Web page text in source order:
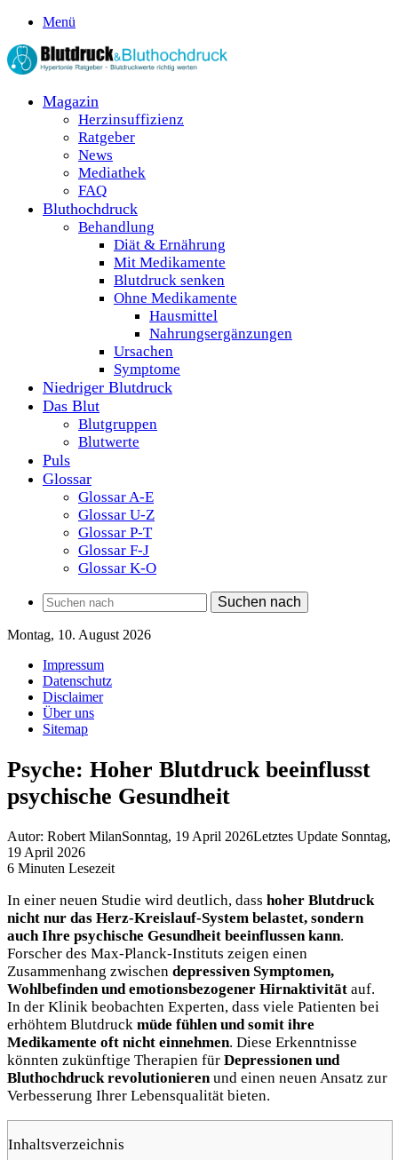
Menü
Magazin
Herzinsuffizienz
Ratgeber
News
Mediathek
FAQ
Bluthochdruck
Behandlung
Diät & Ernährung
Mit Medikamente
Blutdruck senken
Ohne Medikamente
Hausmittel
Nahrungsergänzungen
Ursachen
Symptome
Niedriger Blutdruck
Das Blut
Blutgruppen
Blutwerte
Puls
Glossar
Glossar A-E
Glossar U-Z
Glossar P-T
Glossar F-J
Glossar K-O
Suchen nach
Montag, 10. August 2026
Impressum
Datenschutz
Disclaimer
Über uns
Sitemap
Psyche: Hoher Blutdruck beeinflusst
psychische Gesundheit
Autor: Robert MilanSonntag, 19 April 2026Letztes Update Sonntag,
19 April 2026
6 Minuten Lesezeit
In einer neuen Studie wird deutlich, dass hoher Blutdruck
nicht nur das Herz-Kreislauf-System belastet, sondern
auch Ihre psychische Gesundheit beeinflussen kann.
Forscher des Max-Planck-Instituts zeigen einen
Zusammenhang zwischen depressiven Symptomen,
Wohlbefinden und emotionsbezogener Hirnaktivität auf.
In der Klinik beobachten Experten, dass viele Patienten bei
erhöhtem Blutdruck müde fühlen und somit ihre
Medikamente oft nicht einnehmen. Diese Erkenntnisse
könnten zukünftige Therapien für Depressionen und
Bluthochdruck revolutionierenund einen neuen Ansatz zur
Verbesserung Ihrer Lebensqualität bieten.
Inhaltsverzeichnis